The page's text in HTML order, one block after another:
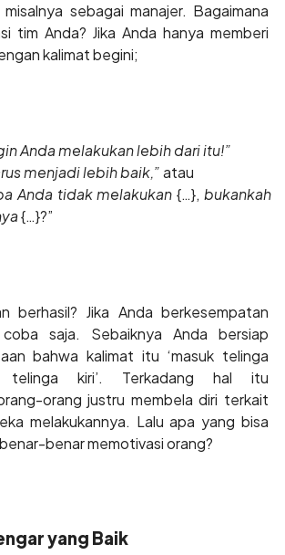
sebagai manajer. Bagaimana
tim Anda? Jika Anda hanya memberi
kalimat begini;
Anda melakukan lebih dari itu!”
menjadi lebih baik,”atau
Anda tidak melakukan{…}, bukankah
{…}?”
berhasil? Jika Anda berkesempatan
coba saja. Sebaiknya Anda bersiap
bahwa kalimat itu ‘masuk telinga
telinga kiri’. Terkadang hal itu
orang justru membela diri terkait
melakukannya. Lalu apa yang bisa
benar memotivasi orang?
yang Baik